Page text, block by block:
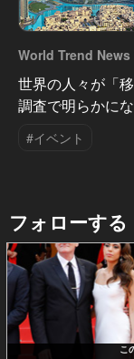
World Trend News
世界の人々が「
調査で明らかに
#イベント
フォローする
こ